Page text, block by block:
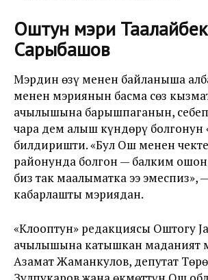
Оштун мэри Таалайбек
Сарыбашов
Мэрдин өзү менен байланыша
менен мэриянын басма сөз
ачылышына барышпаганын,
чара дем алыш күндөрү болгонун
билдиришти. «Бул Ош менен
районунда болгон — балким
биз так маалыматка ээ эмеспиз»,
кабарлашты мэриядан.
«Клооптун» редакциясы Оштогу
ачылышына катышкан маданият
Азамат Жаманкулов, депутат